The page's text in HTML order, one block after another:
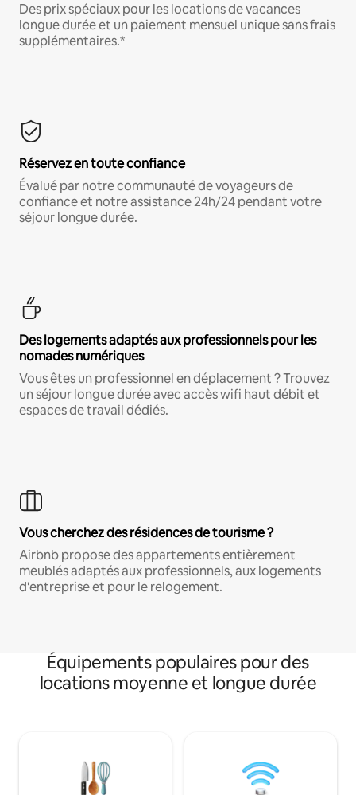
Des prix spéciaux pour les locations de vacances
longue durée et un paiement mensuel unique sans frais
supplémentaires.*
Réservez en toute confiance
Évalué par notre communauté de voyageurs de
confiance et notre assistance 24h/24 pendant votre
séjour longue durée.
Des logements adaptés aux professionnels pour les
nomades numériques
Vous êtes un professionnel en déplacement ? Trouvez
un séjour longue durée avec accès wifi haut débit et
espaces de travail dédiés.
Vous cherchez des résidences de tourisme ?
Airbnb propose des appartements entièrement
meublés adaptés aux professionnels, aux logements
d'entreprise et pour le relogement.
Équipements populaires pour des
locations moyenne et longue durée